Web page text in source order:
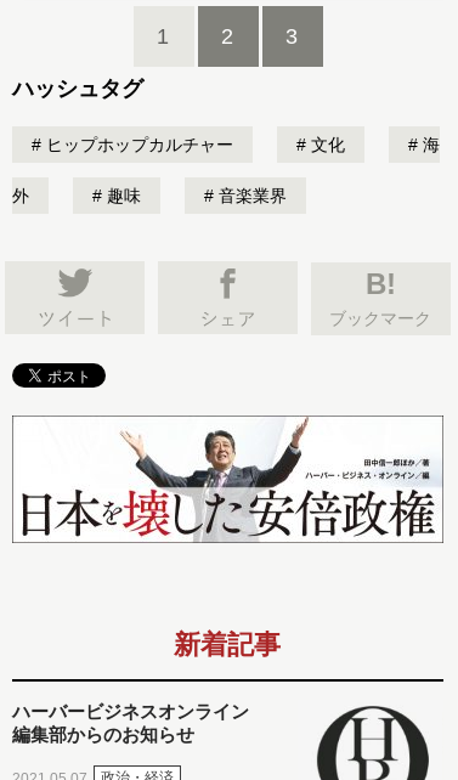
1 2 3
ハッシュタグ
ヒップホップカルチャー 文化 海
外 趣味 音楽業界
B!
ブックマーク
新着記事
ハーバービジネスオンライン
編集部からのお知らせ